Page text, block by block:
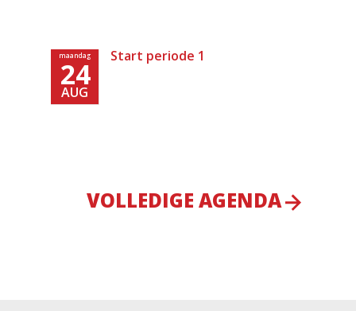
maandag
24
AUG
Start periode 1
VOLLEDIGE AGENDA